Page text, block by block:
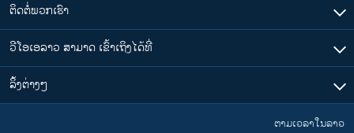
ຕິດຕໍ່ພວກເຮົາ
ວີໂອເອລາວ ສາມາດ ເຂົ້າເຖິງໄດ້ທີ່
​ລິ້ງ​ຕ່າງໆ
ຕາມເວລາໃນລາວ